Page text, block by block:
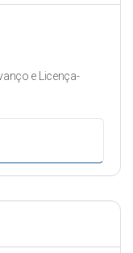
e Licença-